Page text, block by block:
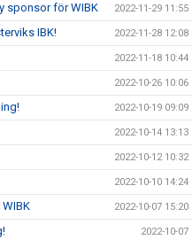
sponsor för WIBK 2022-11-29 11:55
IBK! 2022-11-28 12:08
2022-11-18 10:44
2022-10-26 10:06
2022-10-19 09:09
2022-10-14 13:13
2022-10-12 10:32
2022-10-10 14:24
2022-10-07 15:20
2022-10-07